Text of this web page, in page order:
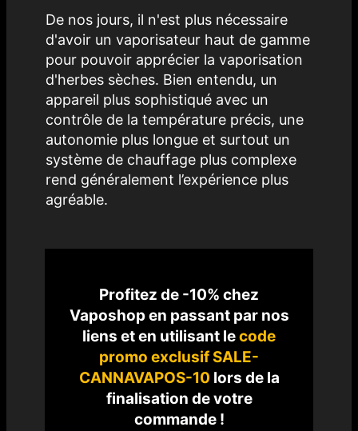
De nos jours, il n'est plus nécessaire
d'avoir un vaporisateur haut de gamme
pour pouvoir apprécier la vaporisation
d'herbes sèches. Bien entendu, un
appareil plus sophistiqué avec un
contrôle de la température précis, une
autonomie plus longue et surtout un
système de chauffage plus complexe
rend généralement l’expérience plus
agréable.
Profitez de -10% chez
Vaposhop en passant par nos
liens et en utilisant lecode
promo exclusif SALE-
CANNAVAPOS-10 lors de la
finalisation de votre
commande!